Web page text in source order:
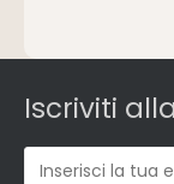
Pannelli
Pareti
Pareti
Iscriviti